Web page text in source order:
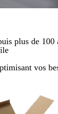
plus de 100
vos